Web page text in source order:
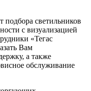
светильников
с визуализацией
«Тегас
Вам
а также
обслуживание